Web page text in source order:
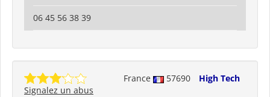
06 45 56 38 39
France 57690
High Tech
Signalez un abus